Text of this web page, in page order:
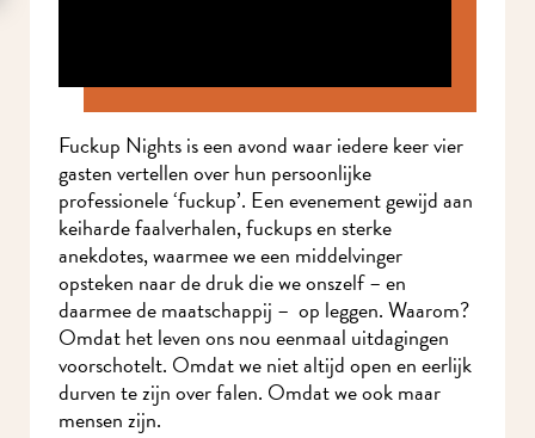
Fuckup Nights is een avond waar iedere keer vier
gasten vertellen over hun persoonlijke
professionele ‘fuckup’. Een evenement gewijd aan
keiharde faalverhalen, fuckups en sterke
anekdotes, waarmee we een middelvinger
opsteken naar de druk die we onszelf – en
daarmee de maatschappij – op leggen. Waarom?
Omdat het leven ons nou eenmaal uitdagingen
voorschotelt. Omdat we niet altijd open en eerlijk
durven te zijn over falen. Omdat we ook maar
mensen zijn.